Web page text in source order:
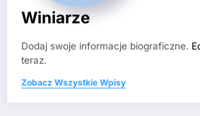
Winiarze
Dodaj swoje informacje biograficzne.
teraz.
Zobacz Wszystkie Wpisy